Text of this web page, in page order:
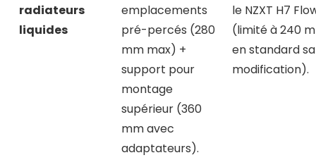
radiateurs
liquides
emplacements
pré-percés (280
mm max) +
support pour
montage
supérieur (360
mm avec
adaptateurs).
le NZXT H7
(limité à 240
en standard
modification).